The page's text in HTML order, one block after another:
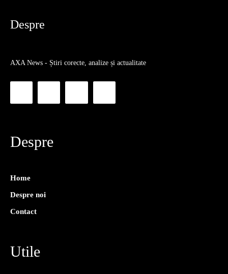
Despre
AXA News - Știri corecte, analize și actualitate
Despre
Home
Despre noi
Contact
Utile